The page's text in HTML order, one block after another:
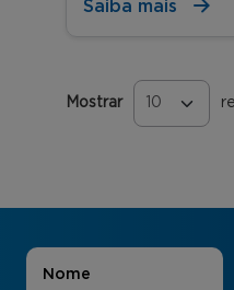
Saiba mais
Mostrar
Páginas
Nome